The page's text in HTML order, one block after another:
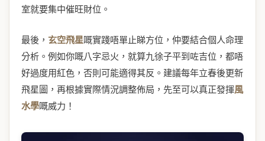
室就要集中催旺財位。
最後， 玄空飛星嘅實踐唔單止睇方位，仲要結合個人命理
分析。例如你嘅八字忌火，就算九徐子平到咗吉位，都唔
好過度用紅色，否則可能適得其反。建議每年立春後更新
飛星圖，再根據實際情況調整佈局，先至可以真正發揮風
水學嘅威力！